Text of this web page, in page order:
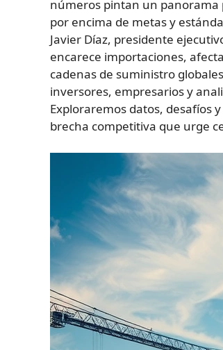
números pintan un panorama
por encima de metas y
Javier Díaz, presidente
encarece importaciones,
cadenas de suministro
inversores, empresarios y
Exploraremos datos, desafíos
brecha competitiva que urge